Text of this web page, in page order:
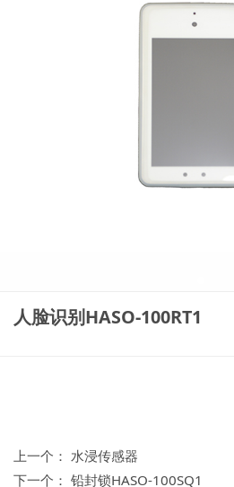
人脸识别HASO-100RT1
上一个：水浸传感器
下一个：铅封锁HASO-100SQ1